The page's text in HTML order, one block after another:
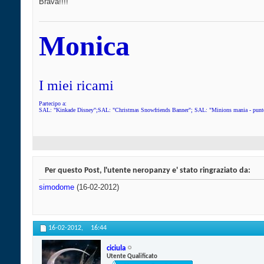
Monica
I miei ricami
Partecipo a:
SAL: "Kinkade Disney";SAL: "Christmas Snowfriends Banner"; SAL: "Minions mania -
Per questo Post, l'utente neropanzy e' stato ringraziato da:
simodome (16-02-2012)
16-02-2012, 16:44
ciciula
Utente Qualificato